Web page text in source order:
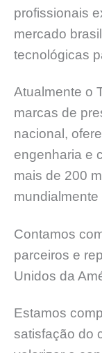
profissionais
mercado
tecnológicas
Atualmente o
marcas de
nacional,
engenharia e
mais de 200
Contamos
parceiros e
Unidos da
Estamos
satisfação do